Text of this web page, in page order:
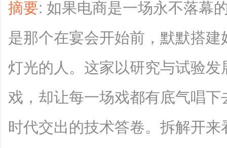
摘要: 如果电商是一场永不落幕
是那个在宴会开始前，默默搭
灯光的人。这家以研究与试验
戏，却让每一场戏都有底气唱
时代交出的技术答卷。拆解开